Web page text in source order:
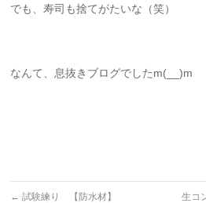
でも、寿司も捨てがたいな（笑）
なんて、息抜きブログでしたm(__)m
← 試験練り 【防水材】
生コ